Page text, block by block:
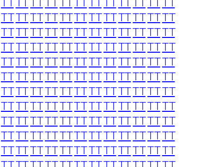
TTTTTTTTTTTTTTTTTTTTTTTT
TTTTTTTTTTTTTTTTTTTTTTTT
TTTTTTTTTTTTTTTTTTTTTTTT
TTTTTTTTTTTTTTTTTTTTTTTT
TTTTTTTTTTTTTTTTTTTTTTTT
TTTTTTTTTTTTTTTTTTTTTTTT
TTTTTTTTTTTTTTTTTTTTTTTT
TTTTTTTTTTTTTTTTTTTTTTTT
TTTTTTTTTTTTTTTTTTTTTTTT
TTTTTTTTTTTTTTTTTTTTTTTT